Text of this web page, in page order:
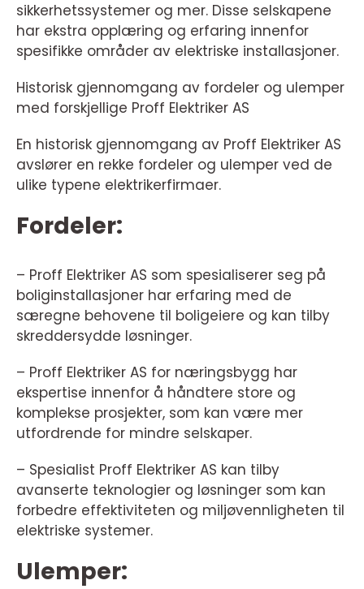
sikkerhetssystemer og mer. Disse selskapene
har ekstra opplæring og erfaring innenfor
spesifikke områder av elektriske installasjoner.
Historisk gjennomgang av fordeler og ulemper
med forskjellige Proff Elektriker AS
En historisk gjennomgang av Proff Elektriker AS
avslører en rekke fordeler og ulemper ved de
ulike typene elektrikerfirmaer.
Fordeler:
– Proff Elektriker AS som spesialiserer seg på
boliginstallasjoner har erfaring med de
særegne behovene til boligeiere og kan tilby
skreddersydde løsninger.
– Proff Elektriker AS for næringsbygg har
ekspertise innenfor å håndtere store og
komplekse prosjekter, som kan være mer
utfordrende for mindre selskaper.
– Spesialist Proff Elektriker AS kan tilby
avanserte teknologier og løsninger som kan
forbedre effektiviteten og miljøvennligheten til
elektriske systemer.
Ulemper: